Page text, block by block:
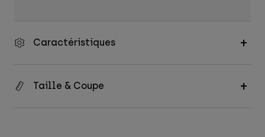
Caractéristiques
Taille & Coupe